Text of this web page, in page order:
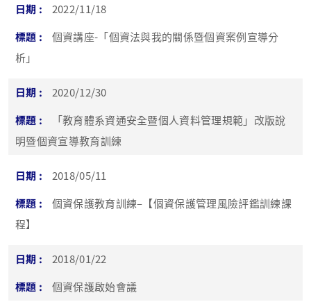
2022/11/18
個資講座-「個資法與我的關係暨個資案例宣導分
析」
2020/12/30
「教育體系資通安全暨個人資料管理規範」改版說
明暨個資宣導教育訓練
2018/05/11
個資保護教育訓練–【個資保護管理風險評鑑訓練課
程】
2018/01/22
個資保護啟始會議